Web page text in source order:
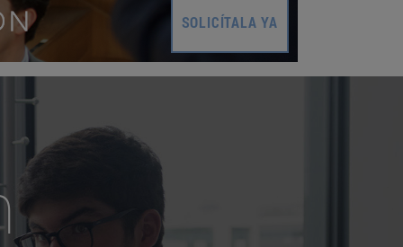
SOLICÍTALA YA